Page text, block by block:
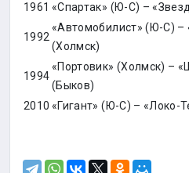
1961 «Спартак» (Ю-С) –
1992
«Автомобилист» (Ю-С) –
(Холмск)
1994
«Портовик» (Холмск) –
(Быков)
2010 «Гигант» (Ю-С) – «Локо-